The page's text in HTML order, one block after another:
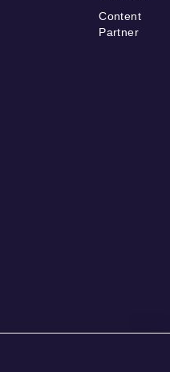
Content
Partner